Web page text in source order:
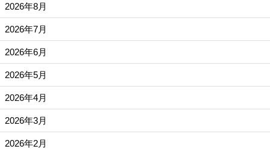
2026年8月
2026年7月
2026年6月
2026年5月
2026年4月
2026年3月
2026年2月